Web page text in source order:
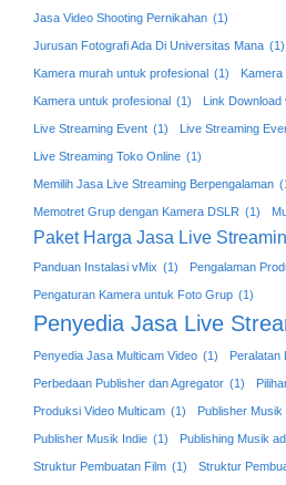
Jasa Video Shooting Pernikahan (1)
Jurusan Fotografi Ada Di Universitas Mana (1)
Kamera murah untuk profesional (1) Kamera
Kamera untuk profesional (1) Link Download
Live Streaming Event (1) Live Streaming
Live Streaming Toko Online (1)
Memilih Jasa Live Streaming Berpengalaman
Memotret Grup dengan Kamera DSLR (1)
Paket Harga Jasa Live
Panduan Instalasi vMix (1) Pengalaman
Pengaturan Kamera untuk Foto Grup (1)
Penyedia Jasa Live
Penyedia Jasa Multicam Video (1) Peralatan
Perbedaan Publisher dan Agregator (1)
Produksi Video Multicam (1) Publisher Musik
Publisher Musik Indie (1) Publishing Musik
Struktur Pembuatan Film (1) Struktur